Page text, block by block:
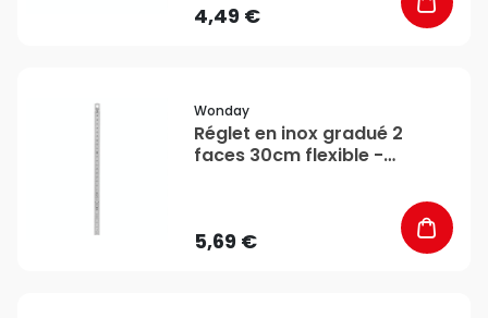
4,49 €
Wonday
Réglet en inox gradué 2
faces 30cm flexible -
5,69 €